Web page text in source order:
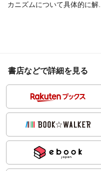
カニズムについて具体的に解...
書店などで詳細を見る